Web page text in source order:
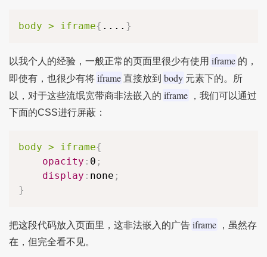
body > iframe{ .... }
以我个人的经验，一般正常的页面里很少有使用 iframe 的，
即使有，也很少有将 iframe 直接放到 body 元素下的。所
以，对于这些流氓宽带商非法嵌入的 iframe
，我们可以通过
下面的CSS进行屏蔽：
body > iframe{
opacity : 0 ;
display : none ;
}
把这段代码放入页面里，这非法嵌入的广告 iframe
，虽然存
在，但完全看不见。